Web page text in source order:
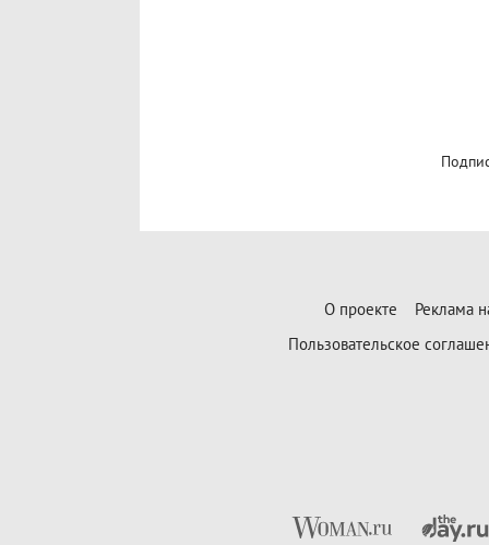
О проекте
Реклама
Пользовательское